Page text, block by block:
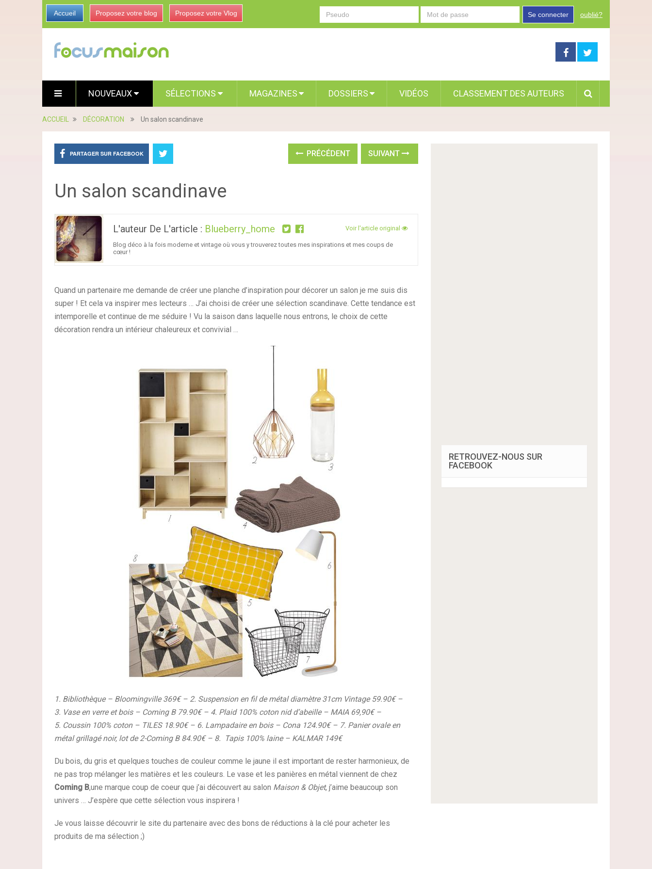
Accueil Proposez votre blog Proposez votre Vlog Se connecter oublié?
NOUVEAUX SÉLECTIONS MAGAZINES DOSSIERS VIDÉOS CLASSEMENT DES AUTEURS
ACCUEIL DÉCORATION Un salon scandinave
PARTAGER SUR FACEBOOK PRÉCÉDENT SUIVANT
Un salon scandinave
L'auteur De L'article : Blueberry_home Voir l'article original
Blog déco à la fois moderne et vintage où vous y trouverez toutes mes inspirations et mes coups de
cœur !
Quand un partenaire me demande de créer une planche d’inspiration pour décorer un salon je me suis dis
super ! Et cela va inspirer mes lecteurs … J’ai choisi de créer une sélection scandinave. Cette tendance est
intemporelle et continue de me séduire ! Vu la saison dans laquelle nous entrons, le choix de cette
décoration rendra un intérieur chaleureux et convivial …
1. Bibliothèque – Bloomingville 369€ – 2. Suspension en fil de métal diamètre 31cm Vintage 59.90€ –
3. Vase en verre et bois – Coming B 79.90€ – 4. Plaid 100% coton nid d’abeille – MAIA 69,90€ –
5. Coussin 100% coton – TILES 18.90€ – 6. Lampadaire en bois – Cona 124.90€ – 7. Panier ovale en
métal grillagé noir, lot de 2-Coming B84.90€ – 8. Tapis 100% laine – KALMAR 149€
Du bois, du gris et quelques touches de couleur comme le jaune il est important de rester harmonieux, de
ne pas trop mélanger les matières et les couleurs. Le vase et les panières en métal viennent de chez
Coming B,une marque coup de coeur que j’ai découvert au salon Maison & Objet, j’aime beaucoup son
univers … J’espère que cette sélection vous inspirera !
Je vous laisse découvrir le site du partenaire avec des bons de réductions à la clé pour acheter les
produits de ma sélection ;)
RETROUVEZ-NOUS SUR
FACEBOOK